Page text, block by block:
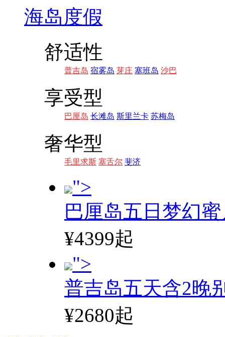
海岛度假
舒适性
普吉岛 宿雾岛 芽庄 塞班岛 沙巴
享受型
巴厘岛 长滩岛 斯里兰卡 苏梅岛
奢华型
毛里求斯 塞舌尔 斐济
">
巴厘岛五日梦幻
¥4399起
">
普吉岛五天含2晚
¥2680起